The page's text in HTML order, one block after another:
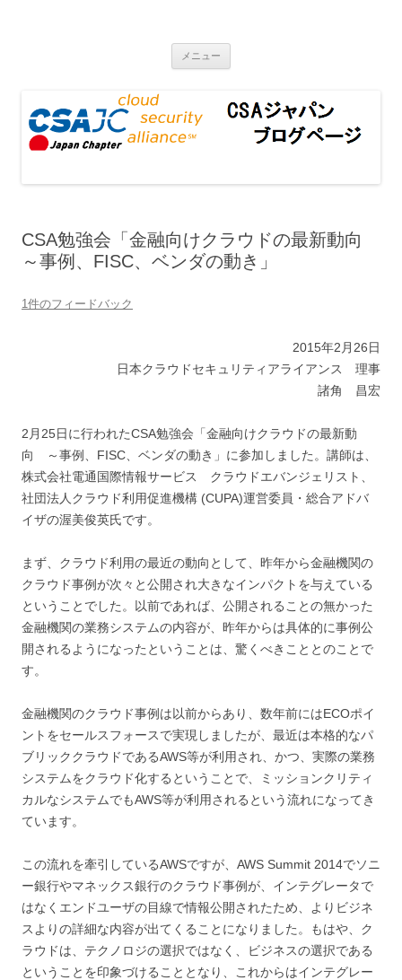
メニュー
CSA勉強会「金融向けクラウドの最新動向
～事例、FISC、ベンダの動き」
1件のフィードバック
2015年2月26日
日本クラウドセキュリティアライアンス 理事
諸角 昌宏
2月25日に行われたCSA勉強会「金融向けクラウドの最新動
向 ～事例、FISC、ベンダの動き」に参加しました。講師は、
株式会社電通国際情報サービス クラウドエバンジェリスト、
社団法人クラウド利用促進機構 (CUPA)運営委員・総合アドバ
イザの渥美俊英氏です。
まず、クラウド利用の最近の動向として、昨年から金融機関の
クラウド事例が次々と公開され大きなインパクトを与えている
ということでした。以前であれば、公開されることの無かった
金融機関の業務システムの内容が、昨年からは具体的に事例公
開されるようになったということは、驚くべきこととのことで
す。
金融機関のクラウド事例は以前からあり、数年前にはECOポイ
ントをセールスフォースで実現しましたが、最近は本格的なパ
ブリッククラウドであるAWS等が利用され、かつ、実際の業務
システムをクラウド化するということで、ミッションクリティ
カルなシステムでもAWS等が利用されるという流れになってき
ています。
この流れを牽引しているAWSですが、AWS Summit 2014でソニ
ー銀行やマネックス銀行のクラウド事例が、インテグレータで
はなくエンドユーザの目線で情報公開されたため、よりビジネ
スよりの詳細な内容が出てくることになりました。もはや、ク
ラウドは、テクノロジの選択ではなく、ビジネスの選択である
ということを印象づけることとなり、これからはインテグレー